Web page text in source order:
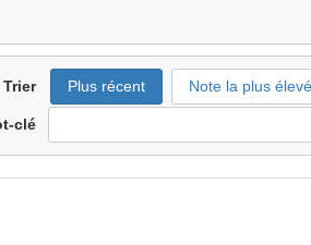
Trier Plus récent Note la plus
clé